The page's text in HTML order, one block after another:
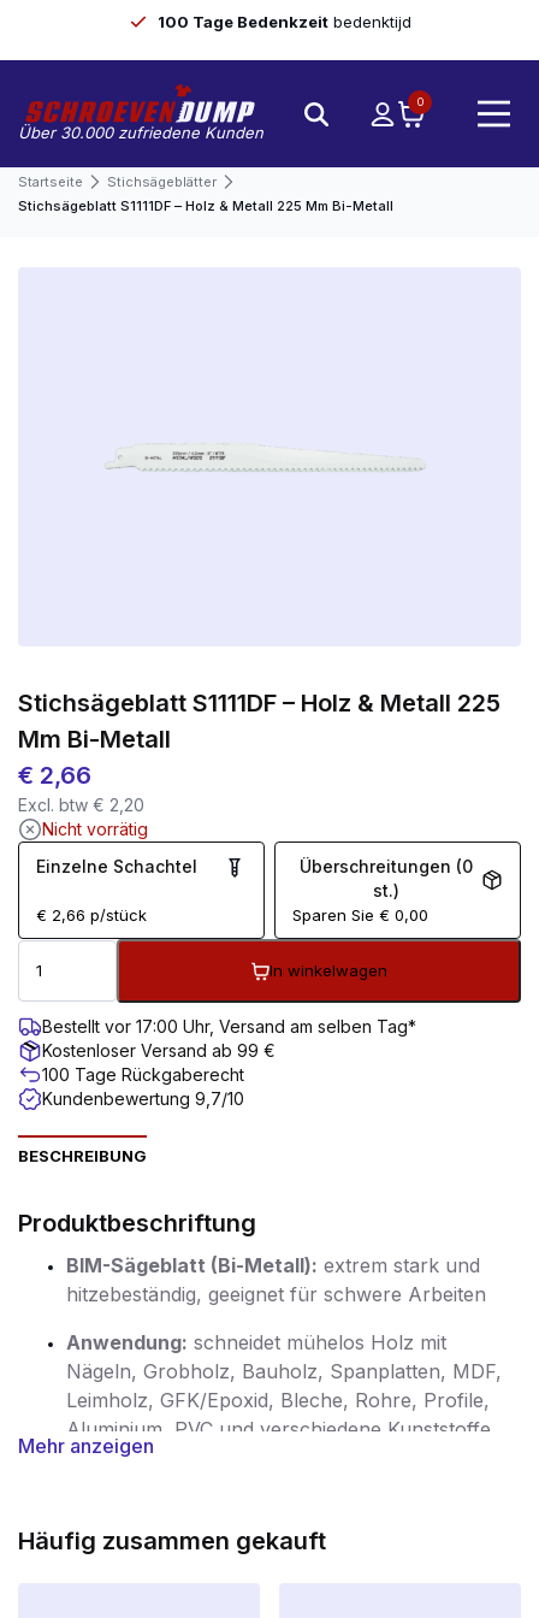
100 Tage Bedenkzeitbedenktijd
Über 30.000 zufriedene Kunden
0
Startseite
Stichsägeblätter
Stichsägeblatt S1111DF – Holz & Metall 225 Mm Bi-Metall
Stichsägeblatt S1111DF – Holz & Metall 225
Mm Bi-Metall
€ 2,66
Excl. btw € 2,20
Nicht vorrätig
Einzelne Schachtel
€ 2,66 p/stück
Überschreitungen (0
st.)
Sparen Sie€ 0,00
In winkelwagen
Bestellt vor 17:00 Uhr, Versand am selben Tag*
Kostenloser Versand ab 99 €
100 Tage Rückgaberecht
Kundenbewertung 9,7/10
BESCHREIBUNG
Produktbeschriftung
BIM-Sägeblatt (Bi-Metall): extrem stark und
hitzebeständig, geeignet für schwere Arbeiten
Anwendung: schneidet mühelos Holz mit
Nägeln, Grobholz, Bauholz, Spanplatten, MDF,
Leimholz, GFK/Epoxid, Bleche, Rohre, Profile,
Aluminium, PVC und verschiedene Kunststoffe
passend für die meisten Säbelsägen
Mehr anzeigen
Häufig zusammen gekauft